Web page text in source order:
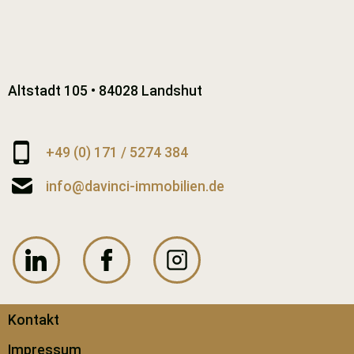
Altstadt 105 • 84028 Landshut
+49 (0) 171 / 5274 384
info@davinci-immobilien.de
Kontakt
Impressum